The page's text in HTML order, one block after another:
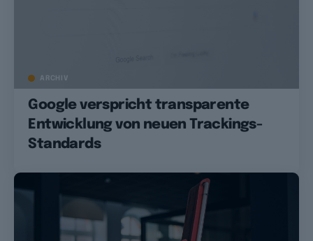
ARCHIV
Google verspricht transparente
Entwicklung von neuen Trackings-
Standards